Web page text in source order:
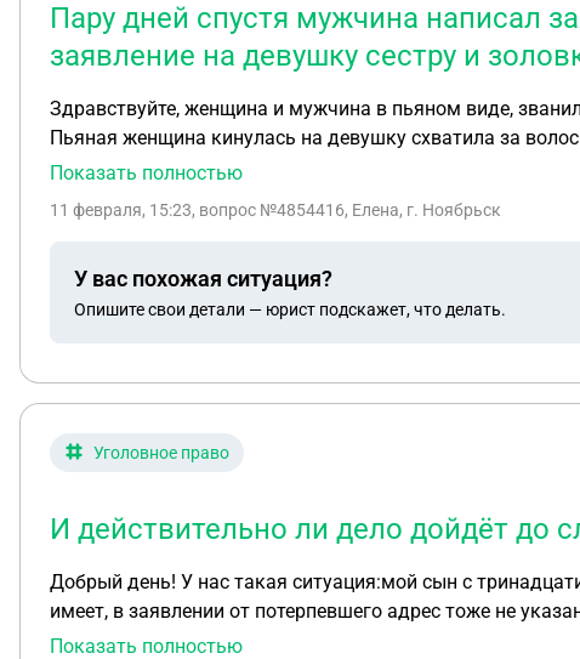
Пару дней спустя мужчина написал
заявление на девушку сестру и
Здравствуйте, женщина и мужчина в пьяном виде,
Пьяная женщина кинулась на девушку схватила за
сестру, и сел в машину хотел задавить машиной. А в это время пьяная женщина уже кидается на золовку и оскорбляет её матами, и золовка
написала заявление на девушку сестру и золовку. Хотя
Показать полностью
11 февраля, 15:23, вопрос №4854416, Елена, г. Ноябрьск
У вас похожая ситуация?
Опишите свои детали — юрист подскажет, что делать.
Уголовное право
И действительно ли дело дойдёт до
Добрый день! У нас такая ситуация:мой сын с
имеет, в заявлении от потерпевшего адрес тоже не
вещи и забрали их домой.Через несколько дней за
Показать полностью